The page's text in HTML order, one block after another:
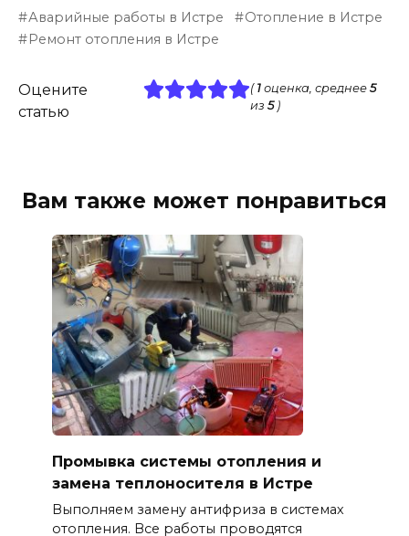
Аварийные работы в Истре
Отопление в Истре
Ремонт отопления в Истре
Оцените
статью
( 1оценка, среднее 5
из 5)
Вам также может понравиться
Промывка системы отопления и
замена теплоносителя в Истре
Выполняем замену антифриза в системах
отопления. Все работы проводятся